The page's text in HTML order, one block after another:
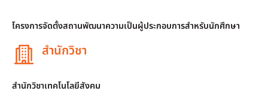
โครงการจัดตั้งสถานพัฒนาความเป็นผู้ประกอบการสำหรับนักศึกษา
สำนักวิชา
สำนักวิชาเทคโนโลยีสังคม